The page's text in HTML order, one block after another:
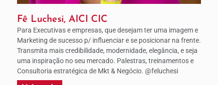
Fê Luchesi, AICI CIC
Para Executivas e empresas, que desejam ter uma imagem e
Marketing de sucesso p/ influenciar e se posicionar na frente.
Transmita mais credibilidade, modernidade, elegância, e seja
uma inspiração no seu mercado. Palestras, treinamentos e
Consultoria estratégica de Mkt & Negócio. @feluchesi